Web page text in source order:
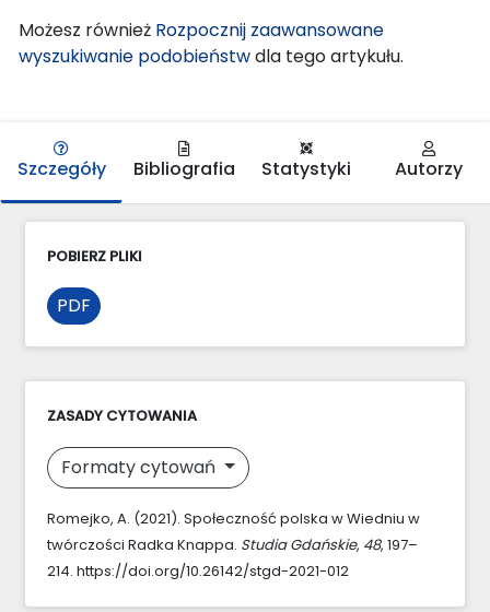
Możesz również Rozpocznij zaawansowane
wyszukiwanie podobieństwdla tego artykułu.
Szczegóły Bibliografia Statystyki Autorzy
POBIERZ PLIKI
PDF
ZASADY CYTOWANIA
Formaty cytowań
Romejko, A. (2021). Społeczność polska w Wiedniu w
twórczości Radka Knappa. Studia Gdańskie, 48, 197–
214. https://doi.org/10.26142/stgd-2021-012